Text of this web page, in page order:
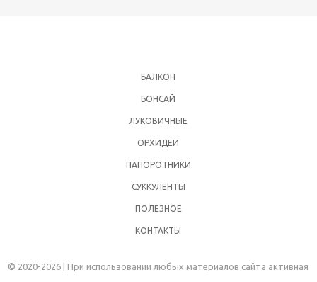
БАЛКОН
БОНСАЙ
ЛУКОВИЧНЫЕ
ОРХИДЕИ
ПАПОРОТНИКИ
СУККУЛЕНТЫ
ПОЛЕЗНОЕ
КОНТАКТЫ
© 2020-2026 | При использовании любых материалов сайта активная